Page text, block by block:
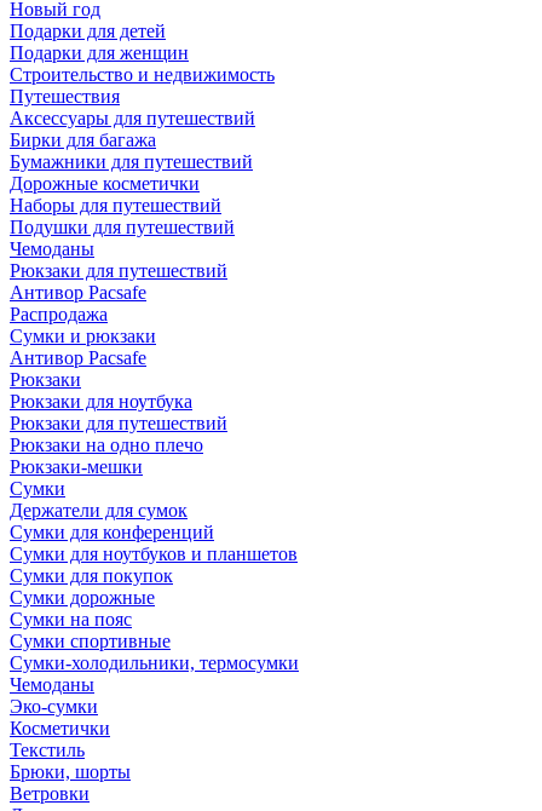
Новый год
Подарки для детей
Подарки для женщин
Строительство и недвижимость
Путешествия
Аксессуары для путешествий
Бирки для багажа
Бумажники для путешествий
Дорожные косметички
Наборы для путешествий
Подушки для путешествий
Чемоданы
Рюкзаки для путешествий
Антивор Pacsafe
Распродажа
Сумки и рюкзаки
Антивор Pacsafe
Рюкзаки
Рюкзаки для ноутбука
Рюкзаки для путешествий
Рюкзаки на одно плечо
Рюкзаки-мешки
Сумки
Держатели для сумок
Сумки для конференций
Сумки для ноутбуков и планшетов
Сумки для покупок
Сумки дорожные
Сумки на пояс
Сумки спортивные
Сумки-холодильники, термосумки
Чемоданы
Эко-сумки
Косметички
Текстиль
Брюки, шорты
Ветровки